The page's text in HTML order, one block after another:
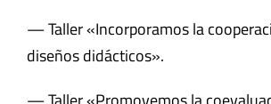
— Taller «Incorporamos la
diseños didácticos».